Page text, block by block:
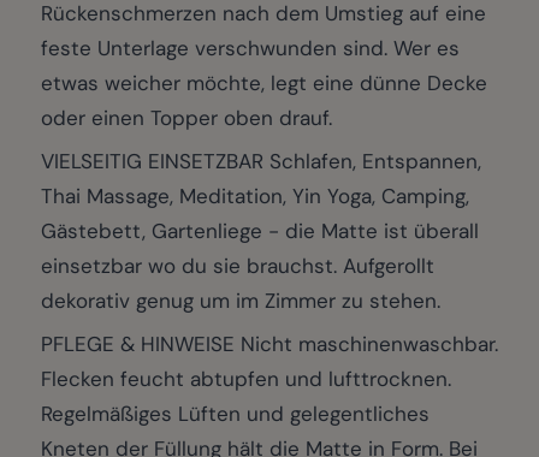
Rückenschmerzen nach dem Umstieg auf eine
feste Unterlage verschwunden sind. Wer es
etwas weicher möchte, legt eine dünne Decke
oder einen Topper oben drauf.
VIELSEITIG EINSETZBAR Schlafen, Entspannen,
Thai Massage, Meditation, Yin Yoga, Camping,
Gästebett, Gartenliege - die Matte ist überall
einsetzbar wo du sie brauchst. Aufgerollt
dekorativ genug um im Zimmer zu stehen.
PFLEGE & HINWEISE Nicht maschinenwaschbar.
Flecken feucht abtupfen und lufttrocknen.
Regelmäßiges Lüften und gelegentliches
Kneten der Füllung hält die Matte in Form. Bei